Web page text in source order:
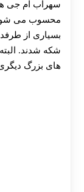
سهراب ام جی
محسوب می شود
بسیاری از
شکه شدند.
های بزرگ